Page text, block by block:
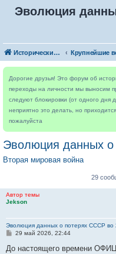
Эволюция
Исторический форум
Дорогие друзья! Это форум об
переходы на личности мы выносим
следуют блокировки (от одного
неприятно это делать, но
пожалуйста
Эволюция данных
Вторая мировая война
29
Автор темы
Jekson
Эволюция данных о потерях СССР во
С
о
29 май 2026, 22:44
До настоящего времени